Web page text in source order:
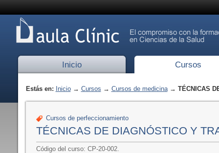
Inicio Cursos
Estás en: Inicio→ Cursos → Cursos de medicina→ TÉCNICAS
Cursos de perfeccionamiento
TÉCNICAS DE DIAGNÓSTICO Y
Código del curso: CP-20-002.